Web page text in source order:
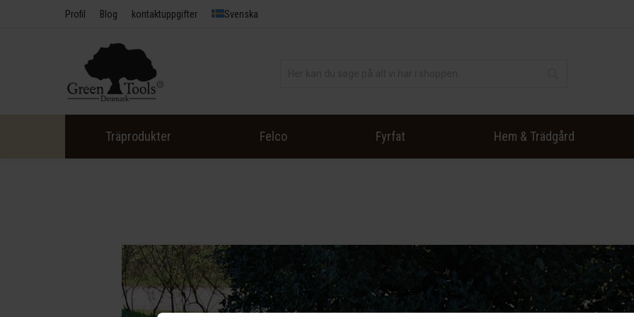
Profil Blog kontaktuppgifter Svenska
Träprodukter Felco Fyrfat Hem & Trädgård